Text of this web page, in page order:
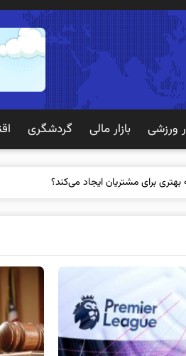
ورزشی بازار مالی گردشگری